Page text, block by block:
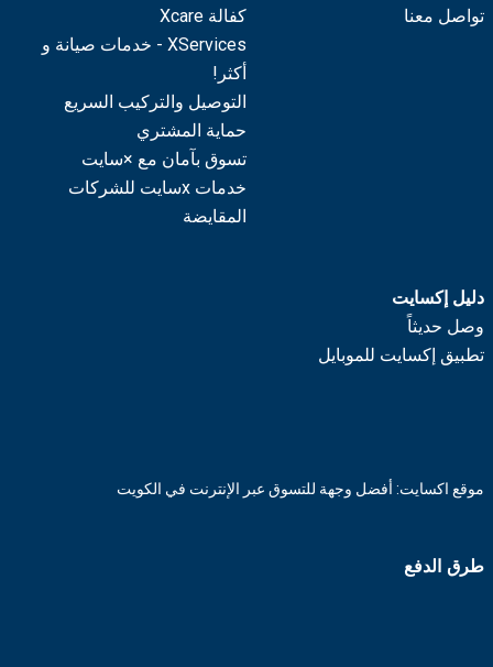
تواصل معنا
كفالة Xcare
XServices - خدمات صيانة و
أكثر!
التوصيل والتركيب السريع
حماية المشتري
تسوق بآمان مع ×سايت
خدمات xسايت للشركات
المقايضة
دليل إكسايت
وصل حديثاً
تطبيق إكسايت للموبايل
موقع اكسايت: أفضل وجهة للتسوق عبر الإنترنت في الكويت
طرق الدفع